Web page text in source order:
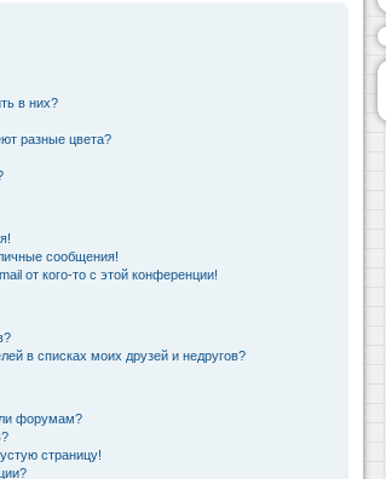
в них?
разные цвета?
сообщения!
от кого-то с этой конференции!
в списках моих друзей и недругов?
форумам?
страницу!